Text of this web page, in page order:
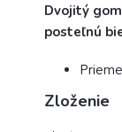
Dvojitý
posteľnú
Zloženie